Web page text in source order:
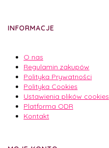
INFORMACJE
O nas
Regulamin zakupów
Polityka Prywatności
Polityka Cookies
Ustawienia plików cookies
Platforma ODR
Kontakt